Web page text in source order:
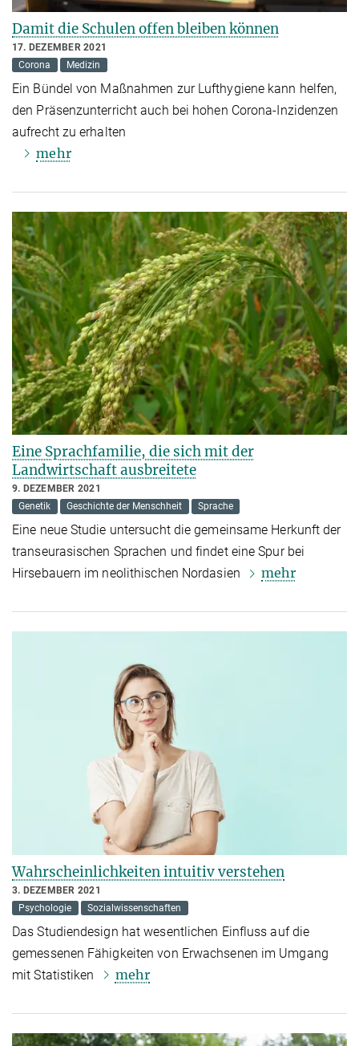
Damit die Schulen offen bleiben können
17. DEZEMBER 2021
Corona
Medizin
Ein Bündel von Maßnahmen zur Lufthygiene kann helfen,
den Präsenzunterricht auch bei hohen Corona-Inzidenzen
aufrecht zu erhalten
mehr
Eine Sprachfamilie, die sich mit der
Landwirtschaft ausbreitete
9. DEZEMBER 2021
Genetik
Geschichte der Menschheit Sprache
Eine neue Studie untersucht die gemeinsame Herkunft der
transeurasischen Sprachen und findet eine Spur bei
Hirsebauern im neolithischen Nordasien
mehr
Wahrscheinlichkeiten intuitiv verstehen
3. DEZEMBER 2021
Psychologie
Sozialwissenschaften
Das Studiendesign hat wesentlichen Einfluss auf die
gemessenen Fähigkeiten von Erwachsenen im Umgang
mit Statistiken
mehr